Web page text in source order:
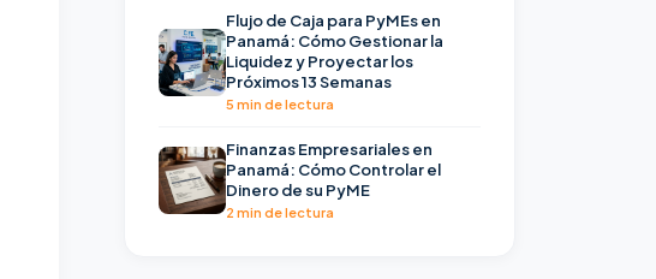
Flujo de Caja para PyMEs en
Panamá: Cómo Gestionar la
Liquidez y Proyectar los
Próximos 13 Semanas
5 min de lectura
Finanzas Empresariales en
Panamá: Cómo Controlar el
Dinero de su PyME
2 min de lectura